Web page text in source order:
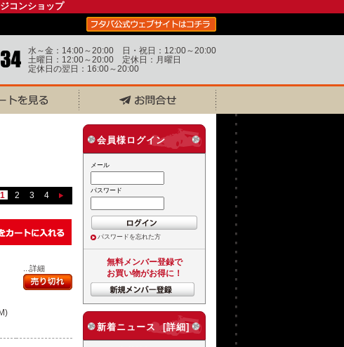
コンショップ
水～金：14:00～20:00 日・祝日：12:00～20:00
土曜日：12:00～20:00 定休日：月曜日
定休日の翌日：16:00～20:00
1 2 3 4
...詳細
会員様ログイン
メール
パスワード
パスワードを忘れた方
無料メンバー登録で
お買い物がお得に！
新着ニュース [詳細]